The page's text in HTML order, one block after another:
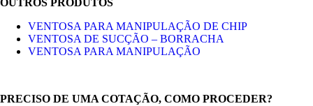
OUTROS PRODUTOS
VENTOSA PARA MANIPULAÇÃO DE CHIP
VENTOSA DE SUCÇÃO – BORRACHA
VENTOSA PARA MANIPULAÇÃO
PRECISO DE UMA COTAÇÃO, COMO PROCEDER?